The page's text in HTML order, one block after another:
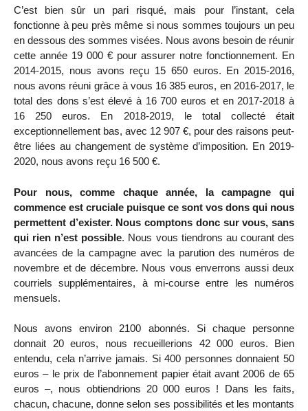
C’est bien sûr un pari risqué, mais pour l’instant, cela
fonctionne à peu près même si nous sommes toujours un peu
en dessous des sommes visées. Nous avons besoin de réunir
cette année 19 000 € pour assurer notre fonctionnement. En
2014-2015, nous avons reçu 15 650 euros. En 2015-2016,
nous avons réuni grâce à vous 16 385 euros, en 2016-2017, le
total des dons s’est élevé à 16 700 euros et en 2017-2018 à
16 250 euros. En 2018-2019, le total collecté était
exceptionnellement bas, avec 12 907 €, pour des raisons peut-
être liées au changement de système d’imposition. En 2019-
2020, nous avons reçu 16 500 €.
Pour nous, comme chaque année, la campagne qui
commence est cruciale puisque ce sont vos dons qui nous
permettent d’exister. Nous comptons donc sur vous, sans
qui rien n’est possible. Nous vous tiendrons au courant des
avancées de la campagne avec la parution des numéros de
novembre et de décembre. Nous vous enverrons aussi deux
courriels supplémentaires, à mi-course entre les numéros
mensuels.
Nous avons environ 2100 abonnés. Si chaque personne
donnait 20 euros, nous recueillerions 42 000 euros. Bien
entendu, cela n’arrive jamais. Si 400 personnes donnaient 50
euros – le prix de l’abonnement papier était avant 2006 de 65
euros –, nous obtiendrions 20 000 euros ! Dans les faits,
chacun, chacune, donne selon ses possibilités et les montants